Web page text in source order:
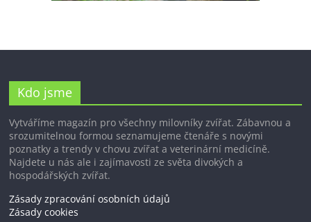
Kdo jsme
Vytváříme magazín pro všechny milovníky zvířat. Zábavnou a
srozumitelnou formou seznamujeme čtenáře s novými
poznatky a trendy v chovu zvířat a veterinární medicíně.
Najdete u nás ale i zajímavosti ze světa divokých a
hospodářských zvířat.
Zásady zpracování osobních údajů
Zásady cookies